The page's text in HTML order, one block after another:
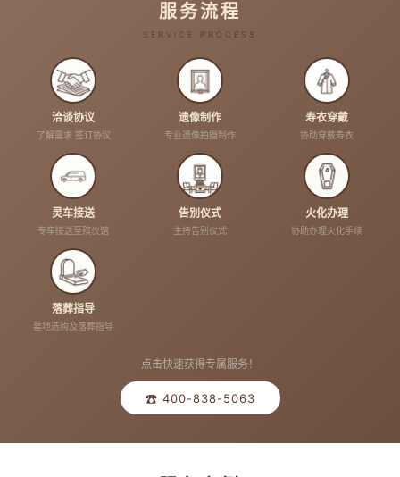
服务流程
SERVICE PROCESS
洽谈协议
了解需求 签订协议
遗像制作
专业遗像拍摄制作
寿衣穿戴
协助穿戴寿衣
灵车接送
专车接送至殡仪馆
告别仪式
主持告别仪式
火化办理
协助办理火化手续
落葬指导
墓地选购及落葬指导
点击快速获得专属服务！
☎ 400-838-5063